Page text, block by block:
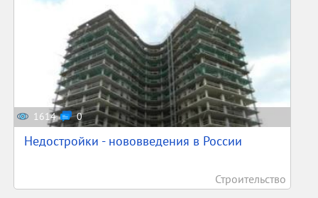
1614 0
Недостройки - нововведения в России
Строительство